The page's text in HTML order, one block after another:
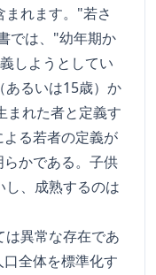
まれます。"若さ
では、"幼年期か
しようとしてい
あるいは15歳）か
まれた者と定義す
る若者の定義が
かである。子供
し、成熟するのは
異常な存在であ
全体を標準化す